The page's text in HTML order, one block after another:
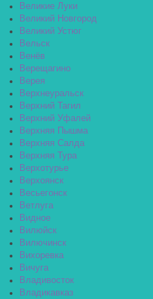
Великие Луки
Великий Новгород
Великий Устюг
Вельск
Венёв
Верещагино
Верея
Верхнеуральск
Верхний Тагил
Верхний Уфалей
Верхняя Пышма
Верхняя Салда
Верхняя Тура
Верхотурье
Верхоянск
Весьегонск
Ветлуга
Видное
Вилюйск
Вилючинск
Вихоревка
Вичуга
Владивосток
Владикавказ